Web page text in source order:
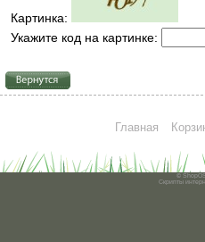
Картинка:
Укажите код на картинке:
Главная
©
Скрипты